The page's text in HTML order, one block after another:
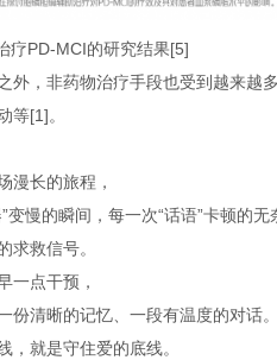
疗PD-MCI的研究结果[5]
外，非药物治疗手段也受到越来越
等[1]。
漫长的旅程，
变慢的瞬间，每一次“话语”卡顿的无
求救信号。
一点干预，
份清晰的记忆、一段有温度的对话
，就是守住爱的底线。